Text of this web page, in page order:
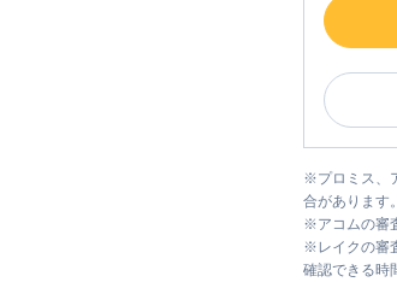
※プロミス、
合があります。
※アコムの審
※ レイクの審
確認できる時